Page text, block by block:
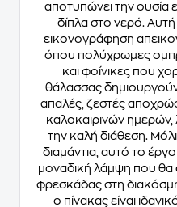
αποτυπώνει την ουσία
δίπλα στο νερό.
εικονογράφηση
όπου πολύχρωμες
και φοίνικες που
θάλασσας δημιουργούν
απαλές, ζεστές
καλοκαιρινών ημερών,
την καλή διάθεση.
διαμάντια, αυτό το
μοναδική λάμψη που θα
φρεσκάδας στη
ο πίνακας είναι